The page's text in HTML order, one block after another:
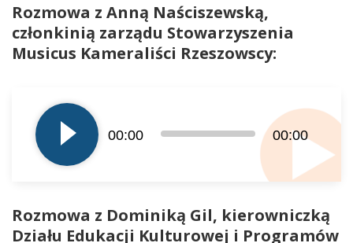
Rozmowa z Anną Naściszewską,
członkinią zarządu Stowarzyszenia
Musicus Kameraliści Rzeszowscy:
plików
dźwiękowych
00:00 00:00
Rozmowa z Dominiką Gil, kierowniczką
Działu Edukacji Kulturowej i Programów